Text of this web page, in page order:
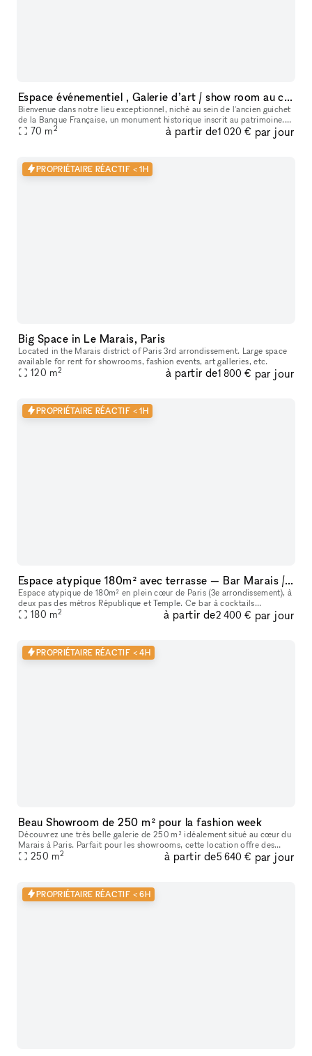
Espace événementiel , Galerie d’art / show room au cœur de Paris
Bienvenue dans notre lieu exceptionnel, niché au sein de l'ancien guichet
de la Banque Française, un monument historique inscrit au patrimoine.
Cet espace polyvalent offre une variété d'options pour
70 m2 à partir de1 020 € par jour
PROPRIÉTAIRE RÉACTIF < 1H
Big Space in Le Marais, Paris
Located in the Marais district of Paris 3rd arrondissement. Large space
available for rent for showrooms, fashion events, art galleries, etc.
120 m2 à partir de1 800 € par jour
PROPRIÉTAIRE RÉACTIF < 1H
Espace atypique 180m² avec terrasse — Bar Marais / République — Showroom, shooting, pop-up restaurant, défilé
Espace atypique de 180m² en plein cœur de Paris (3e arrondissement), à
deux pas des métros République et Temple. Ce bar à cocktails
centenaire fondé en 1923 offre un cadre unique et scénographiable p
180 m2 à partir de2 400 € par jour
PROPRIÉTAIRE RÉACTIF < 4H
Beau Showroom de 250 m² pour la fashion week
Découvrez une très belle galerie de 250 m² idéalement situé au cœur du
Marais à Paris. Parfait pour les showrooms, cette location offre des
caractéristiques uniques telles que de hauts plafonds, des
250 m2 à partir de5 640 € par jour
PROPRIÉTAIRE RÉACTIF < 6H